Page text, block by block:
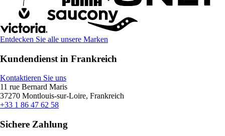
Entdecken Sie alle unsere Marken
Kundendienst in Frankreich
Kontaktieren Sie uns
11 rue Bernard Maris
37270 Montlouis-sur-Loire, Frankreich
+33 1 86 47 62 58
Sichere Zahlung